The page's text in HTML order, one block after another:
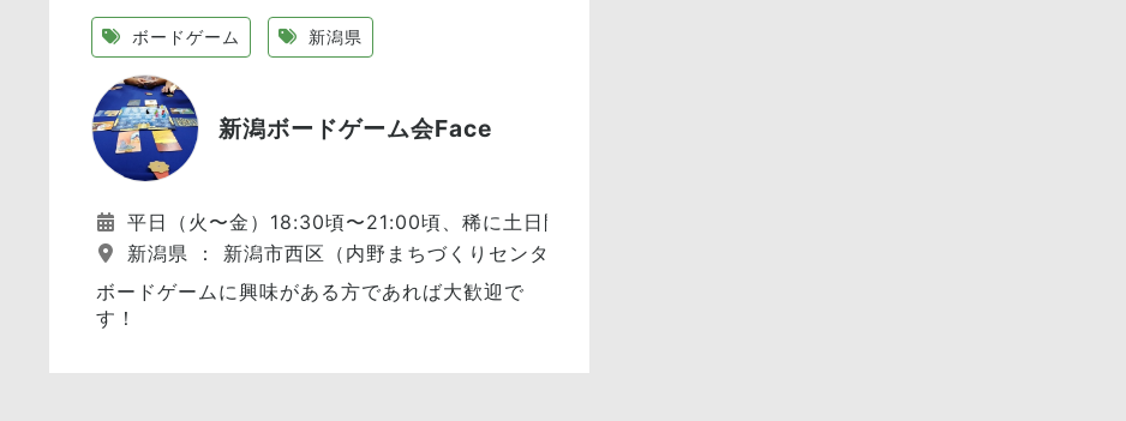
ボードゲーム 新潟県
新潟ボードゲーム会Face
平日（火〜金）18:30頃〜21:00頃、稀に土日開催あり。
新潟県 ： 新潟市西区（内野まちづくりセンター、黒埼市民会館）
ボードゲームに興味がある方であれば大歓迎で
す！